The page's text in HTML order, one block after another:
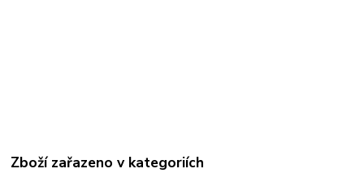
Zboží zařazeno v kategoriích